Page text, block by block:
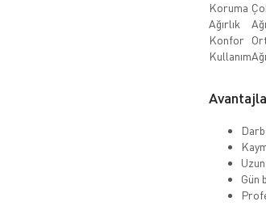
Koruma
Ağırlık
Konfor
Kullanım
Gün